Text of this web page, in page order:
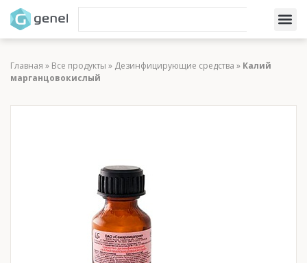
Главная » Все продукты » Дезинфицирующие средства » Калий
марганцовокислый